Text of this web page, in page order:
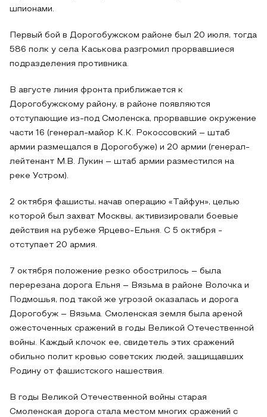
шпионами.
Первый бой в Дорогобужском районе был 20 июля, тогда
586 полк у села Каськова разгромил прорвавшиеся
подразделения противника.
В августе линия фронта приближается к
Дорогобужскому району, в районе появляются
отступающие из-под Смоленска, прорвавшие окружение
части 16 (генерал-майор К.К. Рокоссовский – штаб
армии размещался в Дорогобуже) и 20 армии (генерал-
лейтенант М.В. Лукин – штаб армии разместился на
реке Устром).
2 октября фашисты, начав операцию «Тайфун», целью
которой был захват Москвы, активизировали боевые
действия на рубеже Ярцево-Ельня. С 5 октября -
отступает 20 армия.
7 октября положение резко обострилось – была
перерезана дорога Ельня – Вязьма в районе Волочка и
Подмошья, под такой же угрозой оказалась и дорога
Дорогобуж – Вязьма. Смоленская земля была ареной
ожесточенных сражений в годы Великой Отечественной
войны. Каждый клочок ее, свидетель этих сражений
обильно полит кровью советских людей, защищавших
Родину от фашистского нашествия.
В годы Великой Отечественной войны старая
Смоленская дорога стала местом многих сражений с